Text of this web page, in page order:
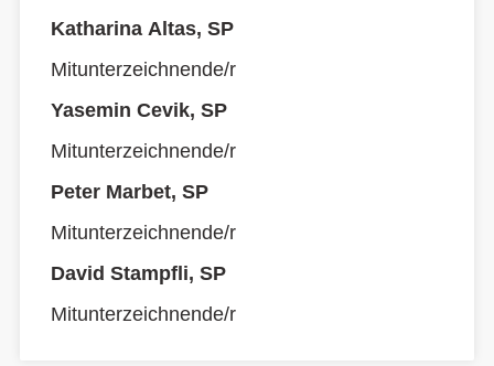
Katharina Altas, SP
Mitunterzeichnende/r
Yasemin Cevik, SP
Mitunterzeichnende/r
Peter Marbet, SP
Mitunterzeichnende/r
David Stampfli, SP
Mitunterzeichnende/r